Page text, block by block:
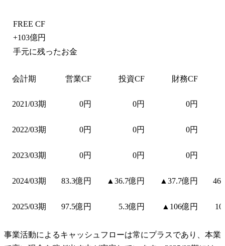
FREE CF
+103億円
手元に残ったお金
会計期 営業CF 投資CF 財務CF
2021/03期 0円 0円 0円
2022/03期 0円 0円 0円
2023/03期 0円 0円 0円
2024/03期 83.3億円 ▲36.7億円 ▲37.7億円
2025/03期 97.5億円 5.3億円 ▲106億円
事業活動によるキャッシュフローは常にプラスであり、本業